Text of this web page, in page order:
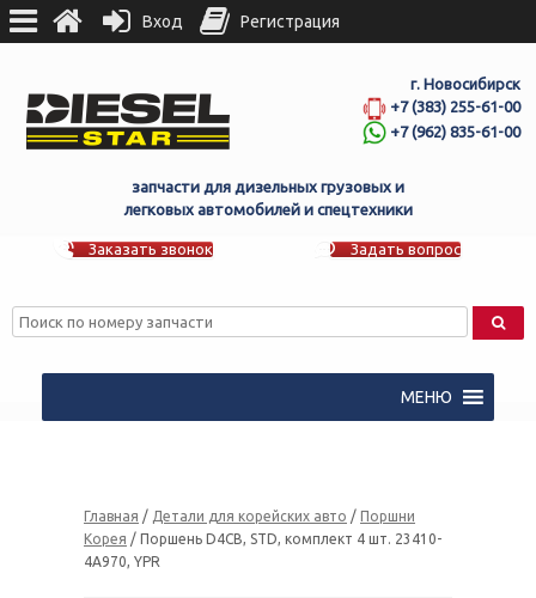
г. Новосибирск
+7 (383) 255-61-00
+7 (962) 835-61-00
запчасти для дизельных грузовых и
легковых автомобилей и спецтехники
Заказать звонок Задать вопрос
МЕНЮ
Главная / Детали для корейских авто / Поршни
Корея / Поршень D4CB, STD, комплект 4 шт. 23410-
4A970, YPR
Вход Регистрация